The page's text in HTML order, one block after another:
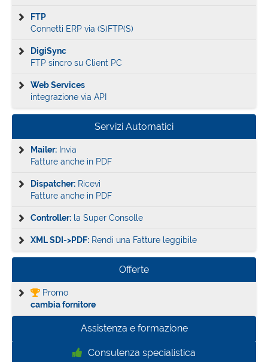
FTP
Connetti ERP via (S)FTP(S)
DigiSync
FTP sincro su Client PC
Web Services
integrazione via API
Servizi Automatici
Mailer: Invia
Fatture anche in PDF
Dispatcher: Ricevi
Fatture anche in PDF
Controller: la Super Consolle
XML SDI->PDF: Rendi una Fatture leggibile
Offerte
Promo
cambia fornitore
Assistenza e formazione
Consulenza specialistica